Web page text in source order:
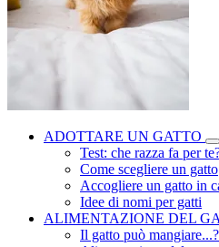
ADOTTARE UN GATTO
Test: che razza fa per
Come scegliere un gatto
Accogliere un gatto in
Idee di nomi per gatti
ALIMENTAZIONE DEL
Il gatto può mangiare...?